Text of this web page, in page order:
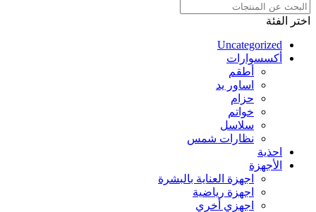
اختر الفئة
Uncategorized
أكسسوارات
أطقم
اساور يد
حزام
خواتم
سلاسل
نظارات شمس
احذية
الأجهزة
اجهزة العناية بالبشرة
اجهزة رياضية
اجهزي أخري